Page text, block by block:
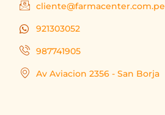
cliente@farmacenter.com.pe
921303052
987741905
Av Aviacion 2356 - San Borja